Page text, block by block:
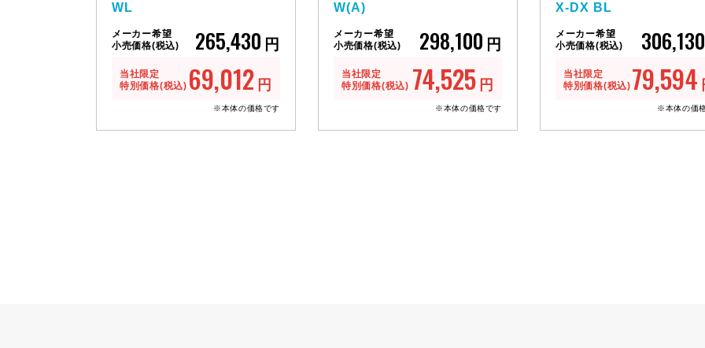
WL
メーカー希望
小売価格(税込)
265,430 円
当社限定
特別価格(税込) 69,012 円
※本体の価格です
W(A)
メーカー希望
小売価格(税込)
298,100 円
当社限定
特別価格(税込) 74,525 円
※本体の価格です
X-DX BL
メーカー希望
小売価格(税込)
306,130
当社限定
特別価格(税込) 79,594
※本体の価